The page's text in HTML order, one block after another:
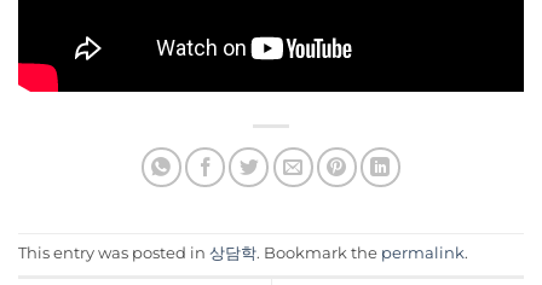
This entry was posted in 상담학. Bookmark the permalink.